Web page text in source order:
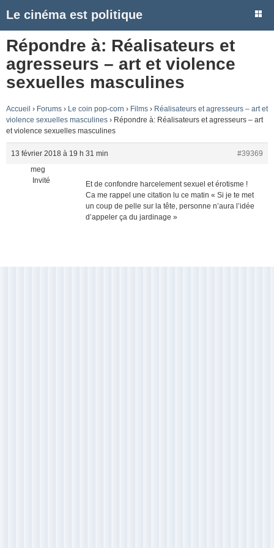
Le cinéma est politique
Répondre à: Réalisateurs et
agresseurs – art et violence
sexuelles masculines
Accueil › Forums › Le coin pop-corn › Films › Réalisateurs et agresseurs – art et
violence sexuelles masculines › Répondre à: Réalisateurs et agresseurs – art
et violence sexuelles masculines
13 février 2018 à 19 h 31 min
#39369
meg
Invité
Et de confondre harcelement sexuel et érotisme !
Ca me rappel une citation lu ce matin « Si je te met
un coup de pelle sur la tête, personne n’aura l’idée
d’appeler ça du jardinage »